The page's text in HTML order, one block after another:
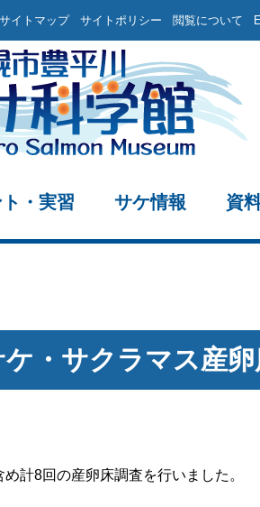
サイトマップ サイトポリシー 閲覧について
・実習 サケ情報 資
・サクラマス産
計8回の産卵床調査を行いました。